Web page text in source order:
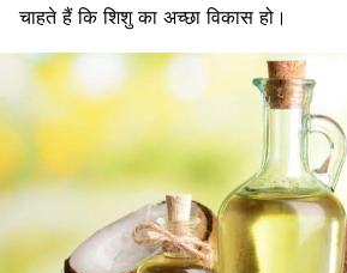
चाहते हैं कि शिशु का अच्छा विकास हो।